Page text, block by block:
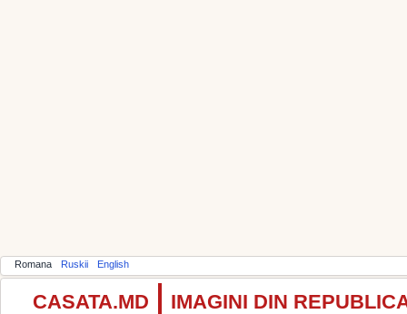
Romana Ruskii English
CASATA.MD IMAGINI DIN